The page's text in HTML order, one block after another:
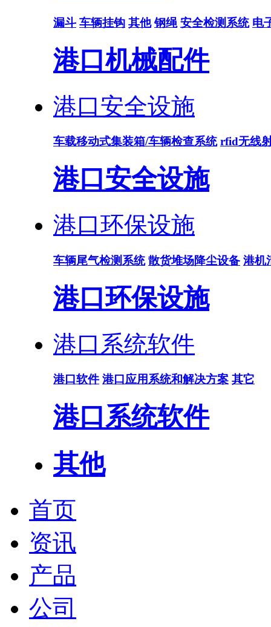
漏斗 车辆挂钩 其他 钢绳 安全检测系统 电
港口机械配件
港口安全设施
车载移动式集装箱/车辆检查系统 rfid无线
港口安全设施
港口环保设施
车辆尾气检测系统 散货堆场降尘设备 港机
港口环保设施
港口系统软件
港口软件 港口应用系统和解决方案 其它
港口系统软件
其他
首页
资讯
产品
公司